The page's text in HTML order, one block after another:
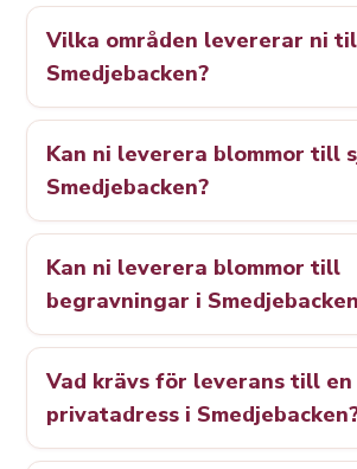
Vilka områden levererar ni
Smedjebacken?
Kan ni leverera blommor till
Smedjebacken?
Kan ni leverera blommor till
begravningar i
Vad krävs för leverans till en
privatadress i